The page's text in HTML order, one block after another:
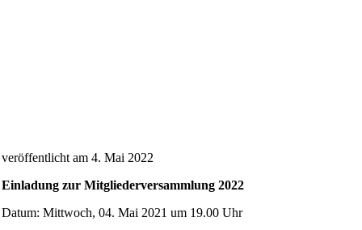
veröffentlicht am 4. Mai 2022
Einladung zur Mitgliederversammlung 2022
Datum: Mittwoch, 04. Mai 2021 um 19.00 Uhr